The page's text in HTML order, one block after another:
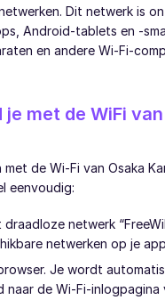
Dit netwerk is
Android-tablets en -
en andere Wi-Fi-
je met de WiFi
met de Wi-Fi van Osaka
eenvoudig:
netwerk
netwerken op je
Je wordt
naar de Wi-Fi-inlogpagina